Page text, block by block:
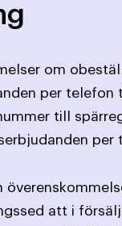
om
per
till
per
att i